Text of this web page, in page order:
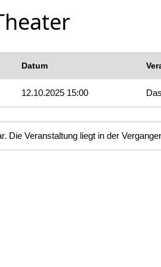
Datum
12.10.2025 15:00
Die Veranstaltung liegt in der